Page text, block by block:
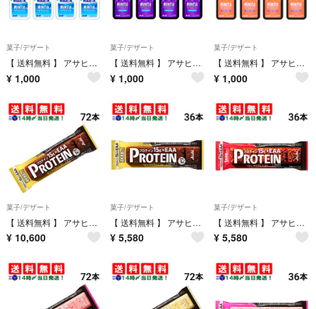
菓子/デザート
【 送料無料 】 アサヒグループ食品 ミンティアブリーズ カルピス 30粒 × 4個 まとめ買い
¥ 1,000
菓子/デザート
【 送料無料 】 アサヒグループ食品 ミンティアブリーズ フレッシュグレープ 30粒 × 4個 まとめ買い
¥ 1,000
菓子/デザート
【 送料無料 】 アサヒグループ食品 ミンティアブリーズ フレッシュピーチ 30粒 × 4個 まとめ買い
¥ 1,000
菓子/デザート
【 送料無料 】 アサヒグループ食品 1本満足バー プロテイン ブラック 39g × 72本 セット まとめ買い 大容量
¥ 10,600
菓子/デザート
【 送料無料 】 アサヒグループ食品 1本満足バー プロテイン ブラック 39g × 36本 セット まとめ買い 大容量
¥ 5,580
菓子/デザート
【 送料無料 】 アサヒグループ食品 1本満足バー プロテイン チョコ 39g × 36本 セット まとめ買い 大容量
¥ 5,580